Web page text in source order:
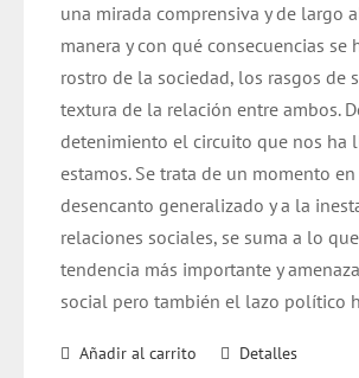
una mirada comprensiva y de largo
manera y con qué consecuencias
rostro de la sociedad, los rasgos de
textura de la relación entre ambos.
detenimiento el circuito que nos ha
estamos. Se trata de un momento
desencanto generalizado y a la
relaciones sociales, se suma a lo
tendencia más importante y
social pero también el lazo político
Añadir al carrito Detalles